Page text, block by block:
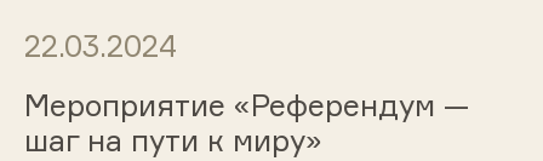
22.03.2024
Мероприятие «Референдум —
шаг на пути к миру»